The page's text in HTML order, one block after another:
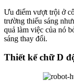
Ưu điểm vượt trội ở
trường thiếu sáng
quả làm việc của nó
sáng thay đổi.
Thiết kế chữ D